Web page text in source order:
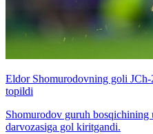
Eldor Shomurodovning goli
topildi
Shomurodov guruh
darvozasiga gol kiritgandi.